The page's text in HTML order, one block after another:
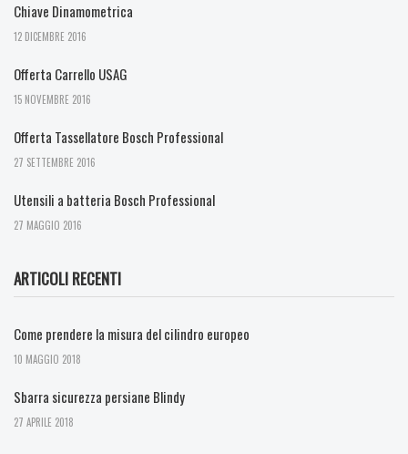
Chiave Dinamometrica
12 DICEMBRE 2016
Offerta Carrello USAG
15 NOVEMBRE 2016
Offerta Tassellatore Bosch Professional
27 SETTEMBRE 2016
Utensili a batteria Bosch Professional
27 MAGGIO 2016
ARTICOLI RECENTI
Come prendere la misura del cilindro europeo
10 MAGGIO 2018
Sbarra sicurezza persiane Blindy
27 APRILE 2018